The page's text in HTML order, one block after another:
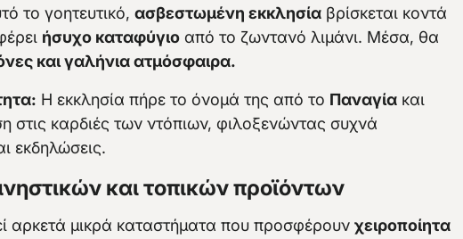
το γοητευτικό, ασβεστωμένη εκκλησία βρίσκεται κοντά
ήσυχο καταφύγιο από το ζωντανό λιμάνι. Μέσα, θα
και γαλήνια ατμόσφαιρα.
Η εκκλησία πήρε το όνομά της από το Παναγία και
στις καρδιές των ντόπιων, φιλοξενώντας συχνά
εκδηλώσεις.
και τοπικών προϊόντων
αρκετά μικρά καταστήματα που προσφέρουν χειροποίητα